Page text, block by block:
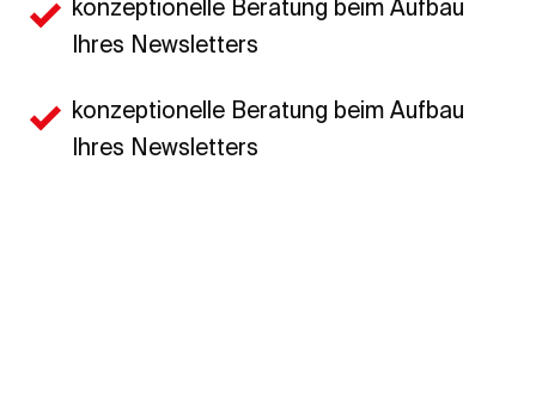
konzeptionelle Beratung beim Aufbau
Ihres Newsletters
konzeptionelle Beratung beim Aufbau
Ihres Newsletters